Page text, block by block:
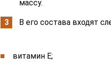
массу.
В его состава входят
витамин Е;